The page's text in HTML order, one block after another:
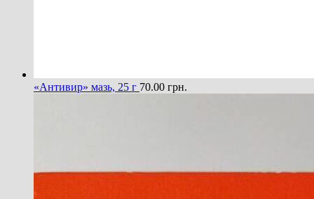
«Антивир» мазь, 25 г 70.00 грн.